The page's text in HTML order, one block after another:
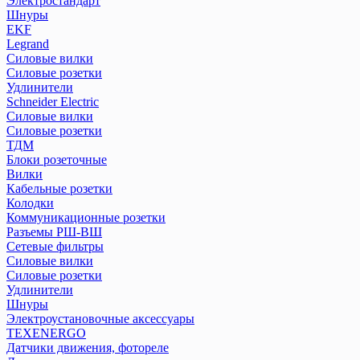
Реле контроля уровня серии РКУ
Реле контроля фаз/напряжения
Реле промежуточные РЭК и разъемы РРМ
Реле температуры серии РТ
Розетки и звонки на DIN-рейку
Рубильники модульные РМ
Рубильники модульные РМВ
Рубильники РКН
Рубильники РПБ
Рубильники РПС
Устройства автоматического ввода резерва АВР
Устройства защитного отклющения розеточные
ПЕРЕЙТИ В РАЗДЕЛ
Шнуры
EKF
Legrand
Силовые вилки
Силовые розетки
Удлинители
Schneider Electric
Силовые вилки
Силовые розетки
ТДМ
Блоки розеточные
Вилки
Кабельные розетки
Колодки
Коммуникационные розетки
Разъемы РШ-ВШ
Сетевые фильтры
Силовые вилки
Силовые розетки
Удлинители
Шнуры
Электроустановочные аксессуары
TEXENERGO
Датчики движения, фотореле